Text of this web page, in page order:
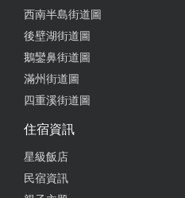
西南半島街道圖
後壁湖街道圖
鵝鑾鼻街道圖
滿州街道圖
四重溪街道圖
住宿資訊
星級飯店
民宿資訊